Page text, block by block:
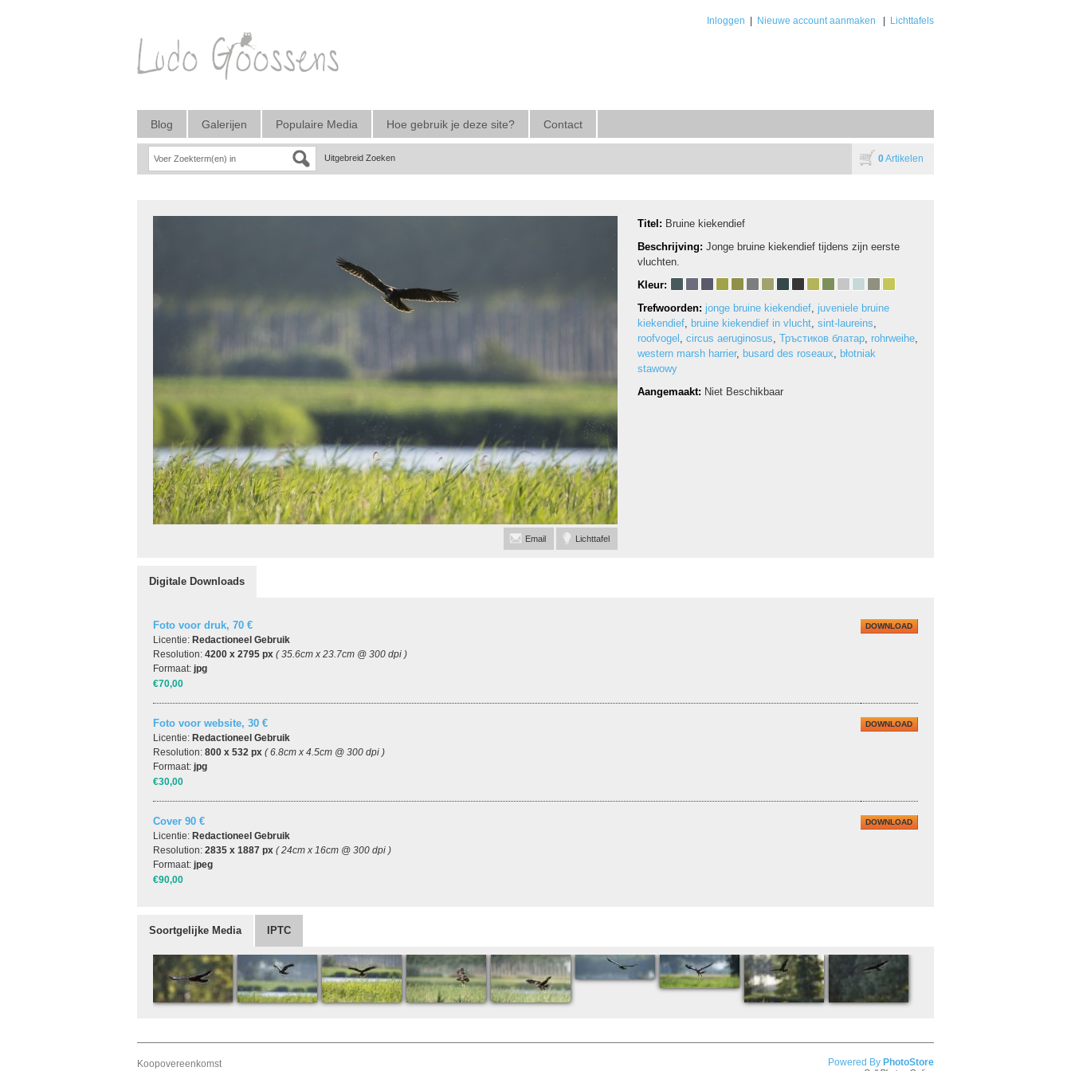
Inloggen Nieuwe account aanmaken Lichttafels
Blog Galerijen Populaire Media Hoe gebruik je deze site? Contact
Uitgebreid Zoeken 0Artikelen
Lichttafel
Email
Titel: Bruine kiekendief
Beschrijving: Jonge bruine kiekendief tijdens zijn eerste
vluchten.
Kleur:
Trefwoorden: jonge bruine kiekendief, juveniele bruine
kiekendief, bruine kiekendief in vlucht, sint-laureins,
roofvogel , circus aeruginosus, Тръстиков блатар, rohrweihe,
western marsh harrier, busard des roseaux, błotniak
stawowy
Aangemaakt: Niet Beschikbaar
Digitale Downloads
Foto voor druk, 70 €
Licentie: Redactioneel Gebruik
Resolution: 4200 x 2795 px ( 35.6cm x 23.7cm @ 300 dpi )
Formaat: jpg
€70,00
DOWNLOAD
Foto voor website, 30 €
Licentie: Redactioneel Gebruik
Resolution: 800 x 532 px ( 6.8cm x 4.5cm @ 300 dpi )
Formaat: jpg
€30,00
DOWNLOAD
Cover 90 €
Licentie: Redactioneel Gebruik
Resolution: 2835 x 1887 px ( 24cm x 16cm @ 300 dpi )
Formaat: jpeg
€90,00
DOWNLOAD
Soortgelijke Media IPTC
Powered By PhotoStore
Koopovereenkomst